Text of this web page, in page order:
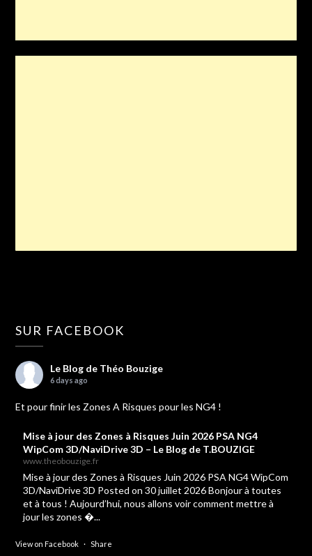
SUR FACEBOOK
Le Blog de Théo Bouzige
6 days ago
Et pour finir les Zones A Risques pour les NG4 !
Mise à jour des Zones à Risques Juin 2026 PSA NG4
WipCom 3D/NaviDrive 3D – Le Blog de T.BOUZIGE
www.theobouzige.fr
Mise à jour des Zones à Risques Juin 2026 PSA NG4 WipCom
3D/NaviDrive 3D Posted on 30 juillet 2026 Bonjour à toutes
et à tous ! Aujourd’hui, nous allons voir comment mettre à
jour les zones �...
View on Facebook · Share